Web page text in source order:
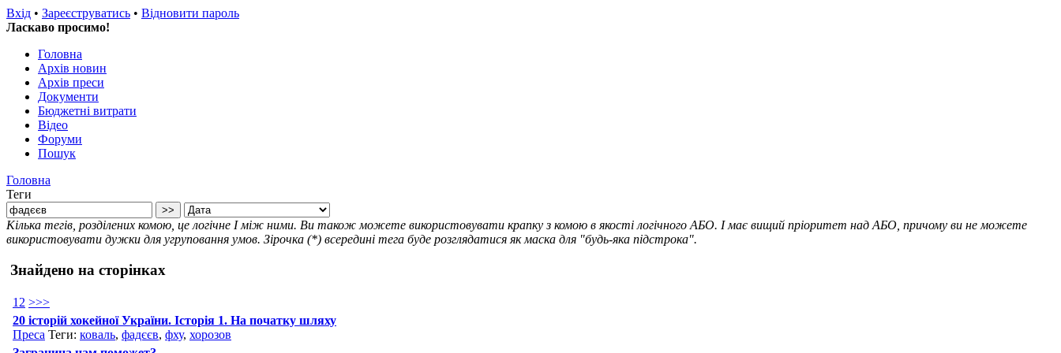
Вхід • Зареєструватись • Відновити пароль
Ласкаво просимо!
Головна
Архів новин
Архів преси
Документи
Бюджетні витрати
Відео
Форуми
Пошук
Головна
Теги
Кілька тегів, розділених комою, це логічне І між ними. Ви також можете використовувати крапку з комою в якості логічного АБО. І має вищий пріоритет над АБО, причому ви не можете
використовувати дужки для угруповання умов. Зірочка (*) всередині тега буде розглядатися як маска для "будь-яка підстрока".
Знайдено на сторінках
12 >>>
20 історій хокейної України. Історія 1. На початку шляху
Преса Теги: коваль, фадєєв, фху, хорозов